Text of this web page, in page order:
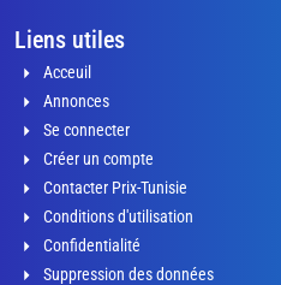
Liens utiles
Acceuil
Annonces
Se connecter
Créer un compte
Contacter Prix-Tunisie
Conditions d'utilisation
Confidentialité
Suppression des données